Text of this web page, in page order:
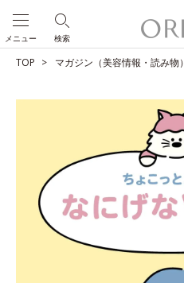
検索
メニュー
TOP マガジン（美容情報・読み物）